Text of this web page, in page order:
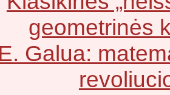
geometrinės
E. Galua: